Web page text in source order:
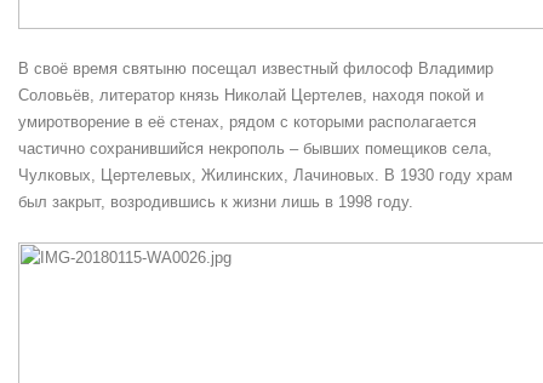
В своё время святыню посещал известный философ Владимир
Соловьёв, литератор князь Николай Цертелев, находя покой и
умиротворение в её стенах, рядом с которыми располагается
частично сохранившийся некрополь – бывших помещиков села,
Чулковых, Цертелевых, Жилинских, Лачиновых. В 1930 году храм
был закрыт, возродившись к жизни лишь в 1998 году.